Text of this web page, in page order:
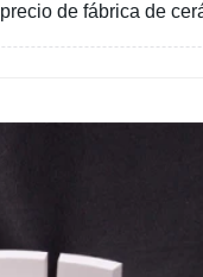
precio de fábrica de